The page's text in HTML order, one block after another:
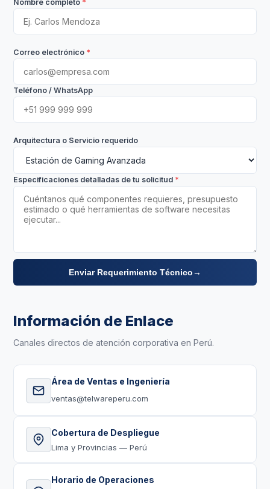
Nombre completo *
Correo electrónico *
Teléfono / WhatsApp
Arquitectura o Servicio requerido
Especificaciones detalladas de tu solicitud *
Enviar Requerimiento Técnico→
Información de Enlace
Canales directos de atención corporativa en Perú.
Área de Ventas e Ingeniería
ventas@telwareperu.com
Cobertura de Despliegue
Lima y Provincias — Perú
Horario de Operaciones